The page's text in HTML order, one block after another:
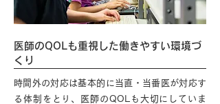
医師のQOLも重視した働きやすい環境づ
くり
時間外の対応は基本的に当直・当番医が対応す
る体制をとり、医師のQOLも大切にしていま